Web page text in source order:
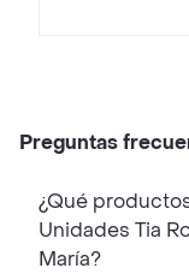
Preguntas
¿Qué
Unidades Tia
María?